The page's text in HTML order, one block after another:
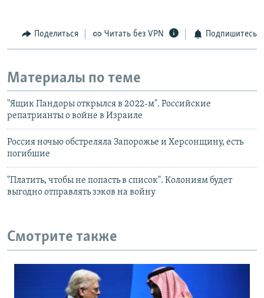
Поделиться Читать без VPN Подпишитесь
Материалы по теме
"Ящик Пандоры открылся в 2022-м". Российские
репатрианты о войне в Израиле
Россия ночью обстреляла Запорожье и Херсонщину, есть
погибшие
"Платить, чтобы не попасть в список". Колониям будет
выгодно отправлять зэков на войну
Смотрите также